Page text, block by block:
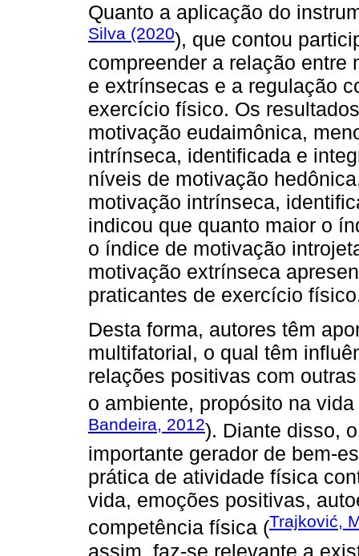
Quanto a aplicação do
Silva (2020), que contou
compreender a relação
e extrínsecas e a regulação
exercício físico. Os
motivação eudaimônica,
intrínseca, identificada e
níveis de motivação
motivação intrínseca,
indicou que quanto maior o
o índice de motivação
motivação extrínseca
praticantes de exercício
Desta forma, autores têm
multifatorial, o qual têm
relações positivas com
o ambiente, propósito na
Bandeira, 2012). Diante disso,
importante gerador de bem-
prática de atividade física
vida, emoções positivas,
competência física (Trajković,
assim, faz-se relevante a